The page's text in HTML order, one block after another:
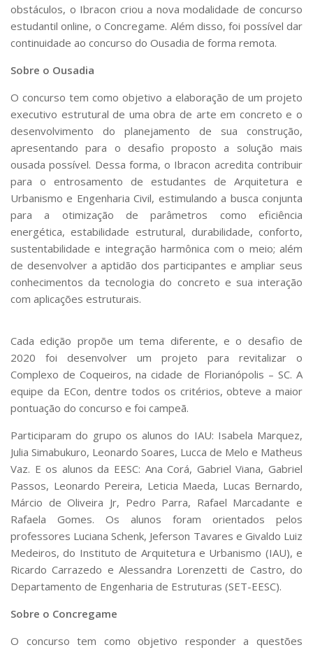
obstáculos, o Ibracon criou a nova modalidade de concurso
estudantil online, o Concregame. Além disso, foi possível dar
continuidade ao concurso do Ousadia de forma remota.
Sobre o Ousadia
O concurso tem como objetivo a elaboração de um projeto
executivo estrutural de uma obra de arte em concreto e o
desenvolvimento do planejamento de sua construção,
apresentando para o desafio proposto a solução mais
ousada possível. Dessa forma, o Ibracon acredita contribuir
para o entrosamento de estudantes de Arquitetura e
Urbanismo e Engenharia Civil, estimulando a busca conjunta
para a otimização de parâmetros como eficiência
energética, estabilidade estrutural, durabilidade, conforto,
sustentabilidade e integração harmônica com o meio; além
de desenvolver a aptidão dos participantes e ampliar seus
conhecimentos da tecnologia do concreto e sua interação
com aplicações estruturais.
Cada edição propõe um tema diferente, e o desafio de
2020 foi desenvolver um projeto para revitalizar o
Complexo de Coqueiros, na cidade de Florianópolis – SC. A
equipe da ECon, dentre todos os critérios, obteve a maior
pontuação do concurso e foi campeã.
Participaram do grupo os alunos do IAU: Isabela Marquez,
Julia Simabukuro, Leonardo Soares, Lucca de Melo e Matheus
Vaz. E os alunos da EESC: Ana Corá, Gabriel Viana, Gabriel
Passos, Leonardo Pereira, Leticia Maeda, Lucas Bernardo,
Márcio de Oliveira Jr, Pedro Parra, Rafael Marcadante e
Rafaela Gomes. Os alunos foram orientados pelos
professores Luciana Schenk, Jeferson Tavares e Givaldo Luiz
Medeiros, do Instituto de Arquitetura e Urbanismo (IAU), e
Ricardo Carrazedo e Alessandra Lorenzetti de Castro, do
Departamento de Engenharia de Estruturas (SET-EESC).
Sobre o Concregame
O concurso tem como objetivo responder a questões